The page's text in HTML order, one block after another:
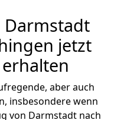
Darmstadt
jetzt
aber auch
insbesondere wenn
von Darmstadt nach